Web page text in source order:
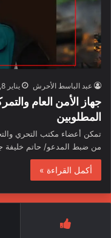
عبد الباسط الأحرش يناير 8, 2024
جهاز الأمن العام
المطلوبين
تمكن أعضاء مكتب التحري
من ضبط المدعو/ حاتم خليفة جويده، مواليد
أكمل القراءة »